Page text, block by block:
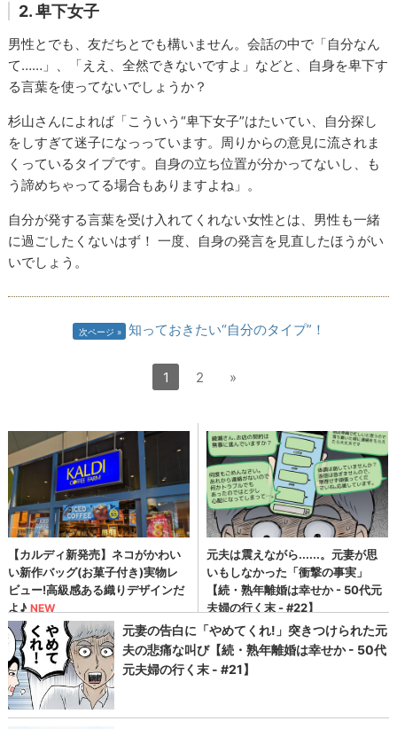
2. 卑下女子
男性とでも、友だちとでも構いません。会話の中で「自分なん
て……」、「ええ、全然できないですよ」などと、自身を卑下す
る言葉を使ってないでしょうか？
杉山さんによれば「こういう“卑下女子”はたいてい、自分探し
をしすぎて迷子になっっています。周りからの意見に流されま
くっているタイプです。自身の立ち位置が分かってないし、も
う諦めちゃってる場合もありますよね」。
自分が発する言葉を受け入れてくれない女性とは、男性も一緒
に過ごしたくないはず！ 一度、自身の発言を見直したほうがい
いでしょう。
次ページ 知っておきたい“自分のタイプ”！
1 2 »